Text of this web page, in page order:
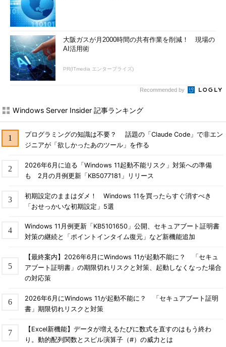
大阪ガスが月2000時間の共有作業を削減！ 現場の
AI活用術
PR(ITmedia エンタープライズ)
Recommended by
Windows Server Insider 記事ランキング
プログラミングの知識は不要？ 話題の「Claude Code」で非エン
ジニアが「欲しかったあのツール」を作る
2026年6月に迫る「Windows 11起動不能リスク」対策への準備
も 2月の月例更新「KB5077181」リリース
初期設定のままはダメ！ Windows 11を買ったらすぐ消すべき
「おせっかいな初期設定」5選
Windows 11月例更新「KB5101650」公開、セキュアブート証明書
対策の継続と「ポイントインタイム復元」など新機能追加
【最終案内】2026年6月にWindows 11が起動不能に？ 「セキュ
アブート証明書」の期限切れリスクと対策、起動しなくなった場合
の対応策
2026年6月にWindows 11が起動不能に？ 「セキュアブート証明
書」期限切れリスクと対策
【Excel新機能】データが増えるたびに数式を直すのはもう終わ
り。動的配列関数とスピル演算子（#）の威力とは